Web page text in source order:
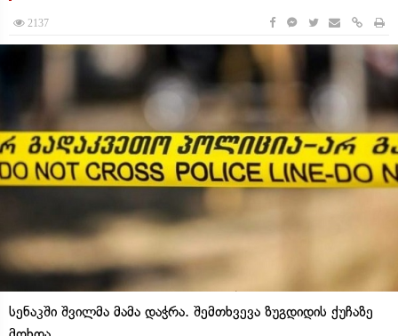
2137
სენაკში შვილმა მამა დაჭრა. შემთხვევა ზუგდიდის ქუჩაზე